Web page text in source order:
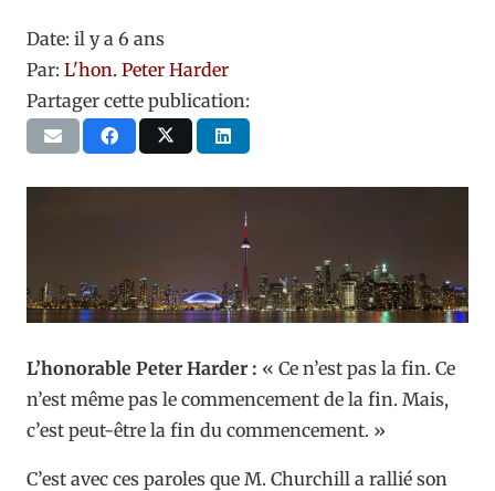
Date: il y a 6 ans
Par: L'hon. Peter Harder
Partager cette publication:
L’honorable Peter Harder : « Ce n’est pas la fin. Ce
n’est même pas le commencement de la fin. Mais,
c’est peut-être la fin du commencement. »
C’est avec ces paroles que M. Churchill a rallié son